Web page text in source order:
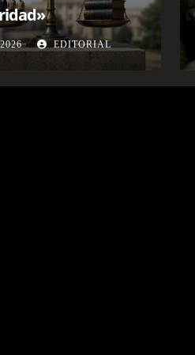
EDITORIAL